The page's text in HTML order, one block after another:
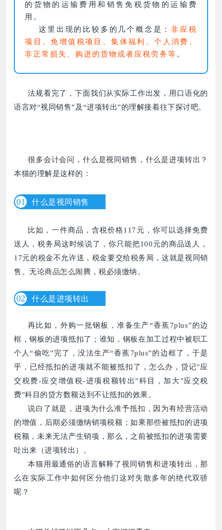
的货物的运输费用和销售免税货物的运输费
用。
这里出现的比较多的几个概念是：非应税
项目、免增值税项目、集体福利、个人消费、
非正常损失、购进的货物或者应税劳务等 。
法规看完了，下面我们从实际工作出发，用口语化的
语言对“视同销售”及“进项转出”的理解接着往下探讨吧。
很多会计会问，什么是视同销售，什么是进项转出？
本猫的理解是这样的：
01 什么是视同销售
比如，一件商品，含税价格117元，你可以选择免费
送人，税务局这时候说了，你只能把100元的商品送人，
17元的税金不允许送，税金要交给税务局，这就是视同销
售。无论商品怎么闹腾，税必须缴纳。
02 什么是进项转出
再比如，外购一批钢板，准备生产“香蕉7plus”的边
框，钢板的进项抵扣了；谁知，钢板在加工过程中被职工
个人“偷吃”完了，没法生产“香蕉7plus”的边框了，于是
乎，已经抵扣的进项就不能被抵扣了，怎么办，贷记"应
交税费-应交增值税-进项税额转出"科目，加大"应交税
费"科目的贷方数额达到不让抵扣的效果。
说白了就是，进项为什么准予抵扣，因为有经营活动
的增值，后期必须缴纳销项税额；如果那些被抵扣的进项
税额，未来无法产生销项，那么，之前被抵扣的进项需要
吐出来（进项转出）。
本猫用最通俗的语言解释了视同销售和进项转出，那
么在实际工作中如何区分他们这对失散多年的绝代双骄
呢？